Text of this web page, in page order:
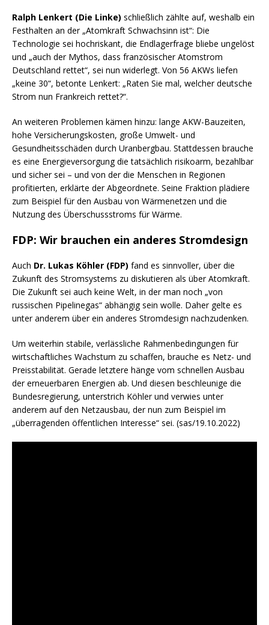
Ralph Lenkert (Die Linke) schließlich zählte auf, weshalb ein
Festhalten an der „Atomkraft Schwachsinn ist“: Die
Technologie sei hochriskant, die Endlagerfrage bliebe ungelöst
und „auch der Mythos, dass französischer Atomstrom
Deutschland rettet“, sei nun widerlegt. Von 56 AKWs liefen
„keine 30“, betonte Lenkert: „Raten Sie mal, welcher deutsche
Strom nun Frankreich rettet?“.
An weiteren Problemen kämen hinzu: lange AKW-Bauzeiten,
hohe Versicherungskosten, große Umwelt- und
Gesundheitsschäden durch Uranbergbau. Stattdessen brauche
es eine Energieversorgung die tatsächlich risikoarm, bezahlbar
und sicher sei – und von der die Menschen in Regionen
profitierten, erklärte der Abgeordnete. Seine Fraktion plädiere
zum Beispiel für den Ausbau von Wärmenetzen und die
Nutzung des Überschussstroms für Wärme.
FDP: Wir brauchen ein anderes Stromdesign
Auch Dr. Lukas Köhler (FDP) fand es sinnvoller, über die
Zukunft des Stromsystems zu diskutieren als über Atomkraft.
Die Zukunft sei auch keine Welt, in der man noch „von
russischen Pipelinegas“ abhängig sein wolle. Daher gelte es
unter anderem über ein anderes Stromdesign nachzudenken.
Um weiterhin stabile, verlässliche Rahmenbedingungen für
wirtschaftliches Wachstum zu schaffen, brauche es Netz- und
Preisstabilität. Gerade letztere hänge vom schnellen Ausbau
der erneuerbaren Energien ab. Und diesen beschleunige die
Bundesregierung, unterstrich Köhler und verwies unter
anderem auf den Netzausbau, der nun zum Beispiel im
„überragenden öffentlichen Interesse“ sei. (sas/19.10.2022)